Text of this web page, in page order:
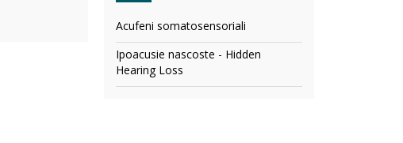
Acufeni somatosensoriali
Ipoacusie nascoste - Hidden
Hearing Loss